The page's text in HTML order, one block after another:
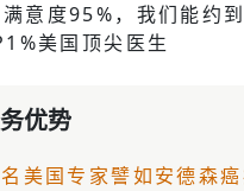
意度95%，我们能约到
美国顶尖医生
优势
美国专家譬如安德森